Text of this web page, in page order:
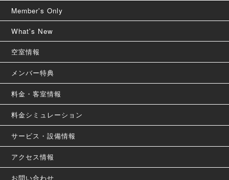
Member's Only
What's New
空室情報
メンバー特典
料金・客室情報
料金シミュレーション
サービス・設備情報
アクセス情報
お問い合わせ